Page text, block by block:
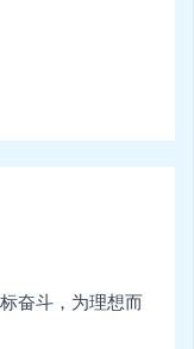
奋斗，为理想而